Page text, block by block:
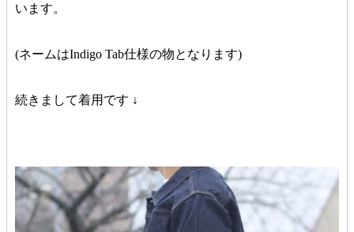
います。
(ネームはIndigo Tab仕様の物となります)
続きまして着用です ↓